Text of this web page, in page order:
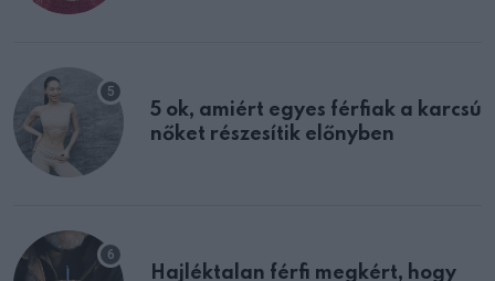
5 ok, amiért egyes férfiak a karcsú
nőket részesítik előnyben
Hajléktalan férfi megkért, hogy